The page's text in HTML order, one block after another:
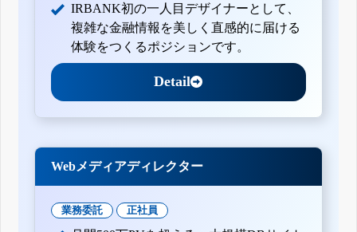
IRBANK初の一人目デザイナーとして、
複雑な金融情報を美しく直感的に届ける
体験をつくるポジションです。
Detail
Webメディアディレクター
業務委託 正社員